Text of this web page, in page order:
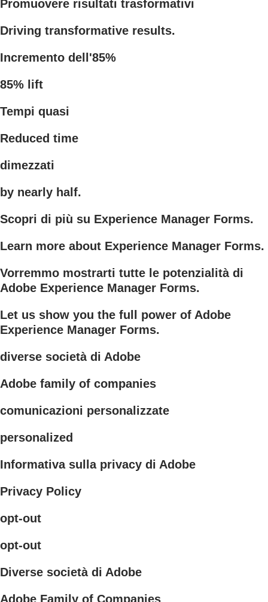
Promuovere risultati trasformativi
Driving transformative results.
Incremento dell'85%
85% lift
Tempi quasi
Reduced time
dimezzati
by nearly half.
Scopri di più su Experience Manager Forms.
Learn more about Experience Manager Forms.
Vorremmo mostrarti tutte le potenzialità di
Adobe Experience Manager Forms.
Let us show you the full power of Adobe
Experience Manager Forms.
diverse società di Adobe
Adobe family of companies
comunicazioni personalizzate
personalized
Informativa sulla privacy di Adobe
Privacy Policy
opt-out
opt-out
Diverse società di Adobe
Adobe Family of Companies